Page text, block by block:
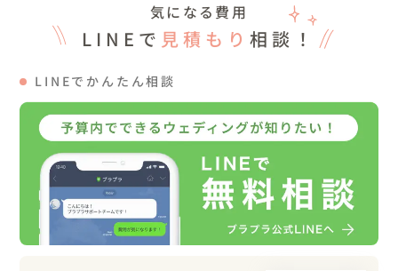
気になる費用
LINEで 見積もり 相談！
LINEでかんたん相談